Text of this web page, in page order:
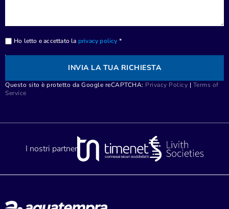
Ho letto e accettato la privacy policy *
INVIA LA TUA RICHIESTA
Questo sito è protetto da Google reCAPTCHA: Privacy Policy | Terms of
Service
I nostri partner